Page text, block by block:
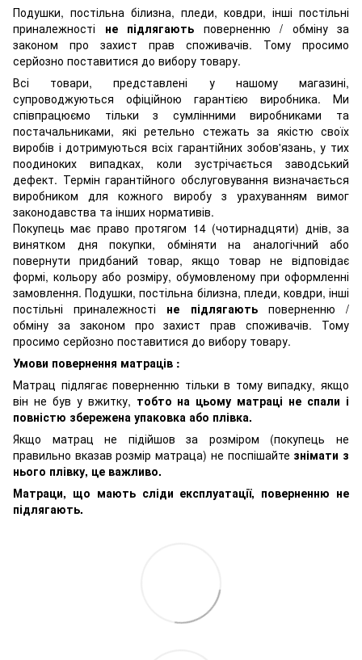
Подушки, постільна білизна, пледи, ковдри, інші постільні
приналежності не підлягають поверненню / обміну за
законом про захист прав споживачів. Тому просимо
серйозно поставитися до вибору товару.
Всі товари, представлені у нашому магазині,
супроводжуються офіційною гарантією виробника. Ми
співпрацюємо тільки з сумлінними виробниками та
постачальниками, які ретельно стежать за якістю своїх
виробів і дотримуються всіх гарантійних зобов'язань, у тих
поодиноких випадках, коли зустрічається заводський
дефект. Термін гарантійного обслуговування визначається
виробником для кожного виробу з урахуванням вимог
законодавства та інших нормативів.
Покупець має право протягом 14 (чотирнадцяти) днів, за
винятком дня покупки, обміняти на аналогічний або
повернути придбаний товар, якщо товар не відповідає
формі, кольору або розміру, обумовленому при оформленні
замовлення. Подушки, постільна білизна, пледи, ковдри, інші
постільні приналежності не підлягаютьповерненню /
обміну за законом про захист прав споживачів. Тому
просимо серйозно поставитися до вибору товару.
Умови повернення матраців :
Матрац підлягає поверненню тільки в тому випадку, якщо
він не був у вжитку, тобто на цьому матраці не спали і
повністю збережена упаковка або плівка.
Якщо матрац не підійшов за розміром (покупець не
правильно вказав розмір матраца) не поспішайте знімати з
нього плівку, це важливо.
Матраци, що мають сліди експлуатації, поверненню не
підлягають.